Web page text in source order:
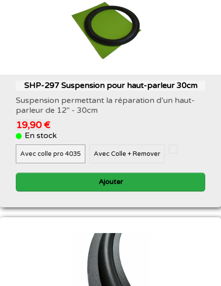
SHP-297 Suspension pour haut-parleur 30cm
Suspension permettant la réparation d’un haut-
parleur de 12" - 30cm
19,90 €
En stock
Avec colle pro 4035 Avec Colle + Remover
Ajouter